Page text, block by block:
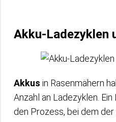
Akku-Ladezyklen
Akkus in Rasenmähern
Anzahl an Ladezyklen.
den Prozess, bei dem